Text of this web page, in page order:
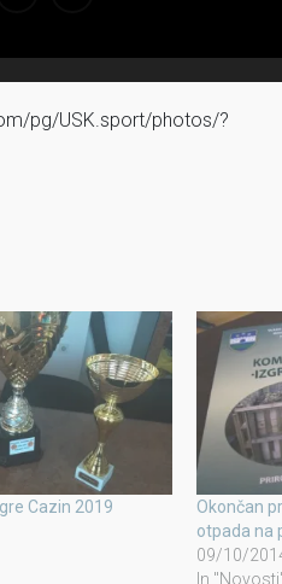
pg/USK.sport/photos/?
Cazin 2019
Okončan
otpada na
09/10/
In